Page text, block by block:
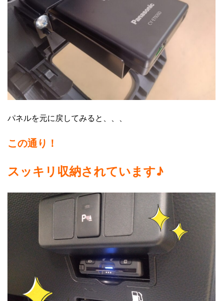
パネルを元に戻してみると、、、
この通り！
スッキリ収納されています♪